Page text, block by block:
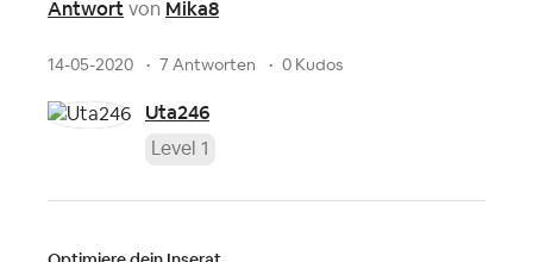
Antwort von Mika8
14-05-2020 7 Antworten 0 Kudos
Uta246
Level 1